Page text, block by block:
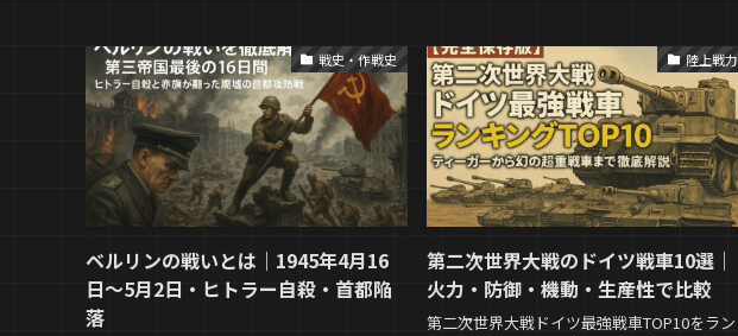
戦史・作戦史
ベルリンの戦いとは｜1945年4月16
日〜5月2日・ヒトラー自殺・首都陥
落
陸上戦力
第二次世界大戦のドイツ戦車10選｜
火力・防御・機動・生産性で比較
第二次世界大戦ドイツ最強戦車TOP10をラン